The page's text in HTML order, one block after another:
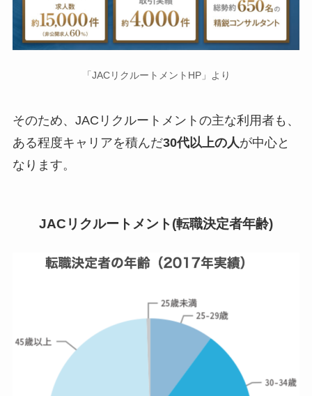
「JACリクルートメントHP」より
そのため、JACリクルートメントの主な利用者も、
ある程度キャリアを積んだ30代以上の人 が中心と
なります。
JACリクルートメント(転職決定者年齢)